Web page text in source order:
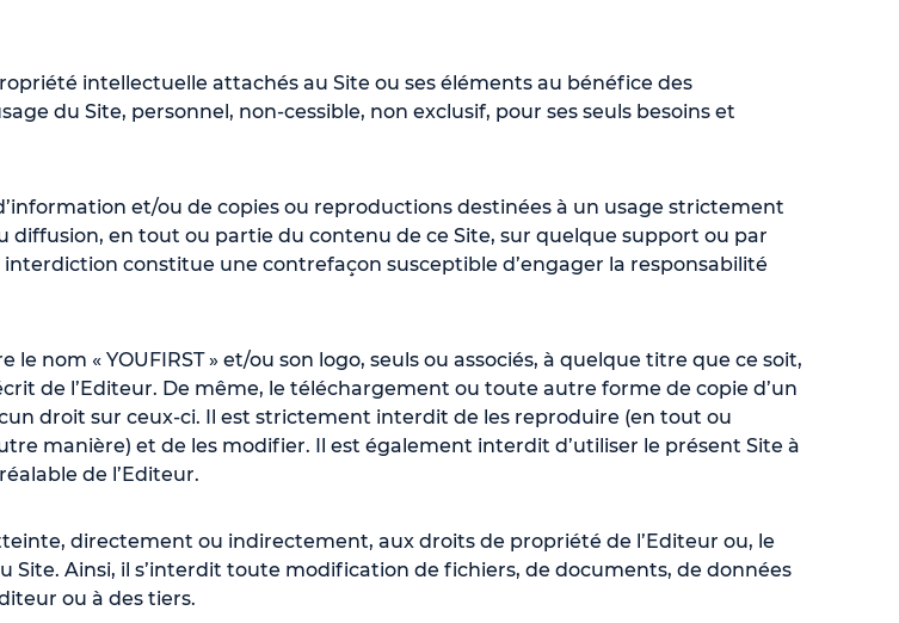
intellectuelle attachés au Site ou ses éléments au bénéfice des
du Site, personnel, non-cessible, non exclusif, pour ses seuls besoins et
et/ou de copies ou reproductions destinées à un usage strictement
en tout ou partie du contenu de ce Site, sur quelque support ou par
constitue une contrefaçon susceptible d’engager la responsabilité
« YOUFIRST » et/ou son logo, seuls ou associés, à quelque titre que ce soit,
de l’Editeur. De même, le téléchargement ou toute autre forme de copie d’un
droit sur ceux-ci. Il est strictement interdit de les reproduire (en tout ou
manière) et de les modifier. Il est également interdit d’utiliser le présent Site à
de l’Editeur.
directement ou indirectement, aux droits de propriété de l’Editeur ou, le
Ainsi, il s’interdit toute modification de fichiers, de documents, de données
ou à des tiers.